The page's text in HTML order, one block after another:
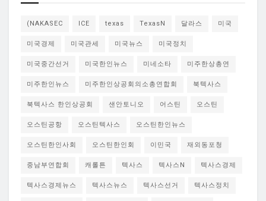
(NAKASEC ICE texas TexasN 달라스 미국
미국경제 미국관세 미국뉴스 미국정치
미국중간선거 미국한인뉴스 미네소타 미주한상총연
미주한인뉴스 미주한인상공회의소총연합회 북텍사스
북텍사스 한인상공회 샌안토니오 어스틴 오스틴
오스틴공항 오스틴텍사스 오스틴한인뉴스
오스틴한인사회 오스틴한인회 이민국 재외동포청
중남부연합회 캐롤튼 텍사스 텍사스N 텍사스경제
텍사스경제뉴스 텍사스뉴스 텍사스선거 텍사스정치